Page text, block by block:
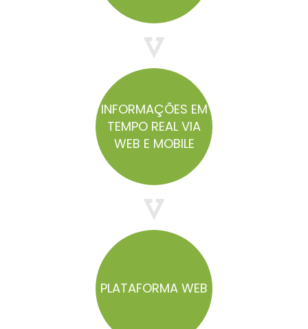
INFORMAÇÕES EM
TEMPO REAL VIA
WEB E MOBILE
PLATAFORMA WEB